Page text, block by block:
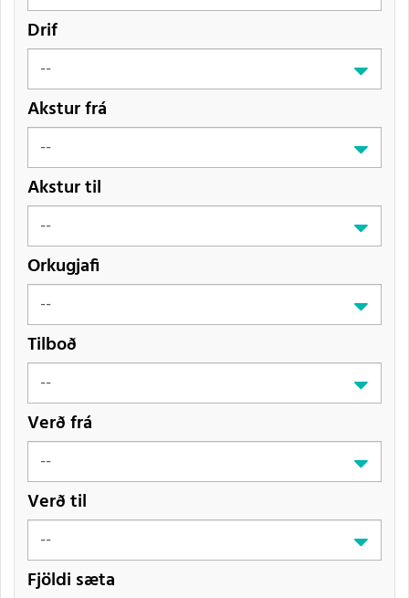
Drif
Akstur frá
Akstur til
Orkugjafi
Tilboð
Verð frá
Verð til
Fjöldi sæta